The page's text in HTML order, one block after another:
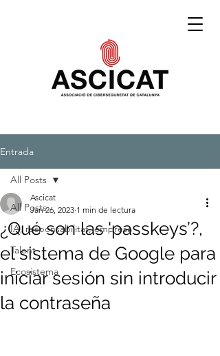
Entrada
All Posts
IA, responsabilitat, empresa
Talent
Ecosistema
All Posts
¿Qué son las 'passkeys’?,
el sistema de Google para
iniciar sesión sin introducir
la contraseña
Ascicat
Jan 26, 2023 1 min de lectura